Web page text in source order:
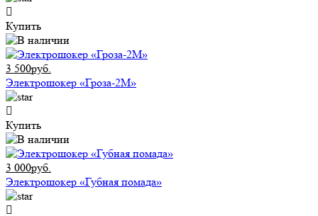
Купить
3 500руб.
Электрошокер «Гроза-2М»
Купить
3 000руб.
Электрошокер «Губная помада»